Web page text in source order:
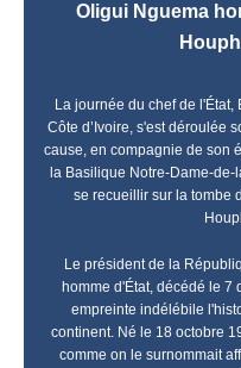
Oligui Nguema
La journée du chef de
Côte d’Ivoire, s'est déroulée
cause, en compagnie de son
la Basilique Notre-Dame-
se recueillir sur la tombe
Le président de la
homme d'État, décédé le 7
empreinte indélébile
continent. Né le 18 octobre
comme on le surnommait